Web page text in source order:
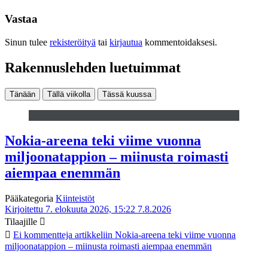
Vastaa
Sinun tulee rekisteröityä tai kirjautua kommentoidaksesi.
Rakennuslehden luetuimmat
Tänään Tällä viikolla Tässä kuussa
Nokia-areena teki viime vuonna
miljoonatappion – miinusta roimasti
aiempaa enemmän
Pääkategoria Kiinteistöt
Kirjoitettu 7. elokuuta 2026, 15:22 7.8.2026
Tilaajille
Ei kommentteja artikkeliin Nokia-areena teki viime vuonna
miljoonatappion – miinusta roimasti aiempaa enemmän